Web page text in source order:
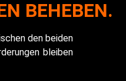
BEHEBEN.
den beiden
bleiben